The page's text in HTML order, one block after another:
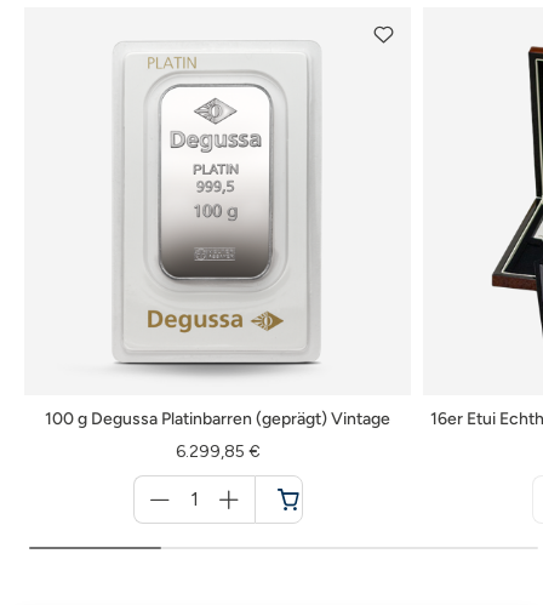
100 g Degussa Platinbarren (geprägt) Vintage
6.299,85 €
für
Warenkorb
16er Etui